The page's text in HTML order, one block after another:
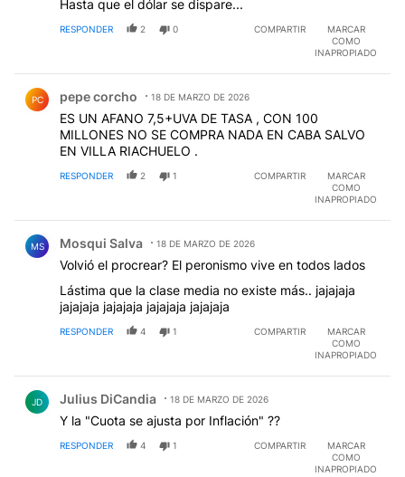
Hasta que el dólar se dispare...
RESPONDER 2 0 COMPARTIR
MARCAR
COMO
INAPROPIADO
PC pepe corcho 18 DE MARZO DE 2026
ES UN AFANO 7,5+UVA DE TASA , CON 100
MILLONES NO SE COMPRA NADA EN CABA SALVO
EN VILLA RIACHUELO .
RESPONDER 2 1 COMPARTIR
MARCAR
COMO
INAPROPIADO
MS Mosqui Salva 18 DE MARZO DE 2026
Volvió el procrear? El peronismo vive en todos lados
Lástima que la clase media no existe más.. jajajaja
jajajaja jajajaja jajajaja jajajaja
RESPONDER 4 1 COMPARTIR
MARCAR
COMO
INAPROPIADO
JD Julius DiCandia 18 DE MARZO DE 2026
Y la "Cuota se ajusta por Inflación" ??
RESPONDER 4 1 COMPARTIR
MARCAR
COMO
INAPROPIADO